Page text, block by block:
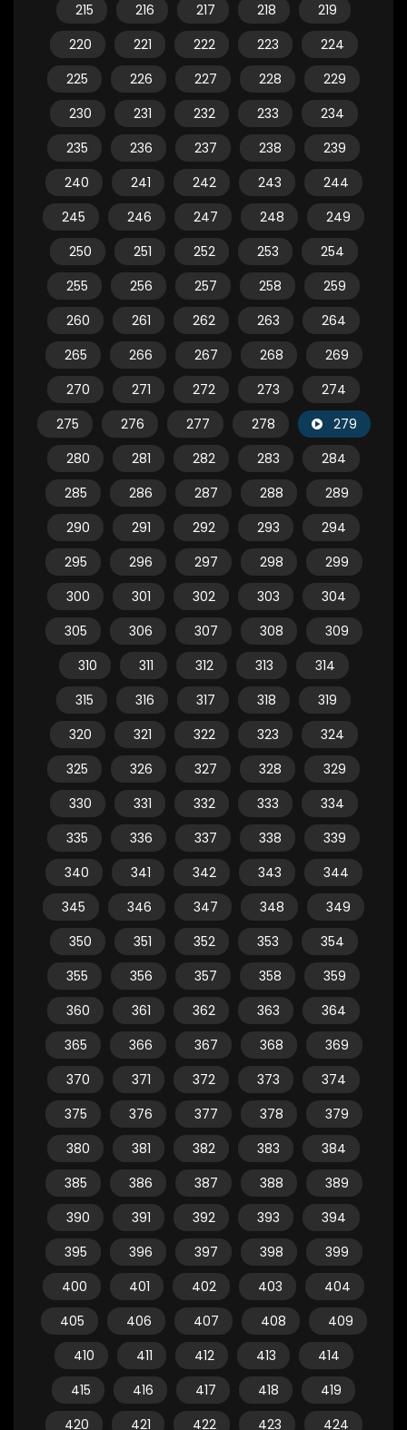
215
216 217 218
219
220
221 222 223
224
225
226 227 228
229
230
231 232 233
234
235
236 237 238
239
240
241 242 243
244
245
246 247 248
249
250
251 252 253
254
255
256 257 258
259
260
261 262 263
264
265
266 267 268
269
270
271 272 273
274
275
276 277 278
279
280
281 282 283
284
285
286 287 288
289
290
291 292 293
294
295
296 297 298
299
300
301 302 303
304
305
306 307 308
309
310
311 312 313
314
315
316 317 318
319
320
321 322 323
324
325
326 327 328
329
330
331 332 333
334
335
336 337 338
339
340
341 342 343
344
345
346 347 348
349
350
351 352 353
354
355
356 357 358
359
360
361 362 363
364
365
366 367 368
369
370
371 372 373
374
375
376 377 378
379
380
381 382 383
384
385
386 387 388
389
390
391 392 393
394
395
396 397 398
399
400
401 402 403
404
405
406 407 408
409
410
411 412 413
414
415
416 417 418
419
420
421 422 423 424